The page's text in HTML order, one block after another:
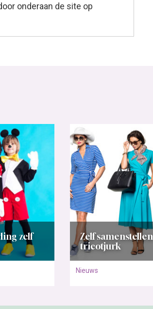
onderaan de site op
zelf
Zelf samenstellen
tricotjurk
Nieuws